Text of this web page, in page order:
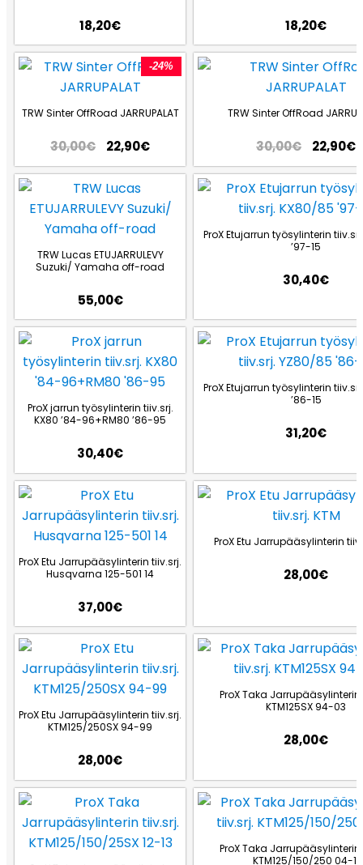
18,20€ 18,20€
-24%
TRW Sinter OffRoad JARRUPALAT
30,00€ 22,90€
TRW Sinter OffRoad
30,00€ 22,90€
TRW Lucas ETUJARRULEVY
Suzuki/ Yamaha off-road
55,00€
ProX Etujarrun työsylinterin
’97-15
30,40€
ProX jarrun työsylinterin tiiv.srj.
KX80 ’84-96+RM80 ’86-95
30,40€
ProX Etujarrun työsylinterin
’86-15
31,20€
ProX Etu Jarrupääsylinterin tiiv.srj.
Husqvarna 125-501 14
37,00€
ProX Etu Jarrupääsylinterin
28,00€
ProX Etu Jarrupääsylinterin tiiv.srj.
KTM125/250SX 94-99
28,00€
ProX Taka Jarrupääsylinterin
KTM125SX 94-03
28,00€
ProX Taka Jarrupääsylinterin
KTM125/150/250 04-11